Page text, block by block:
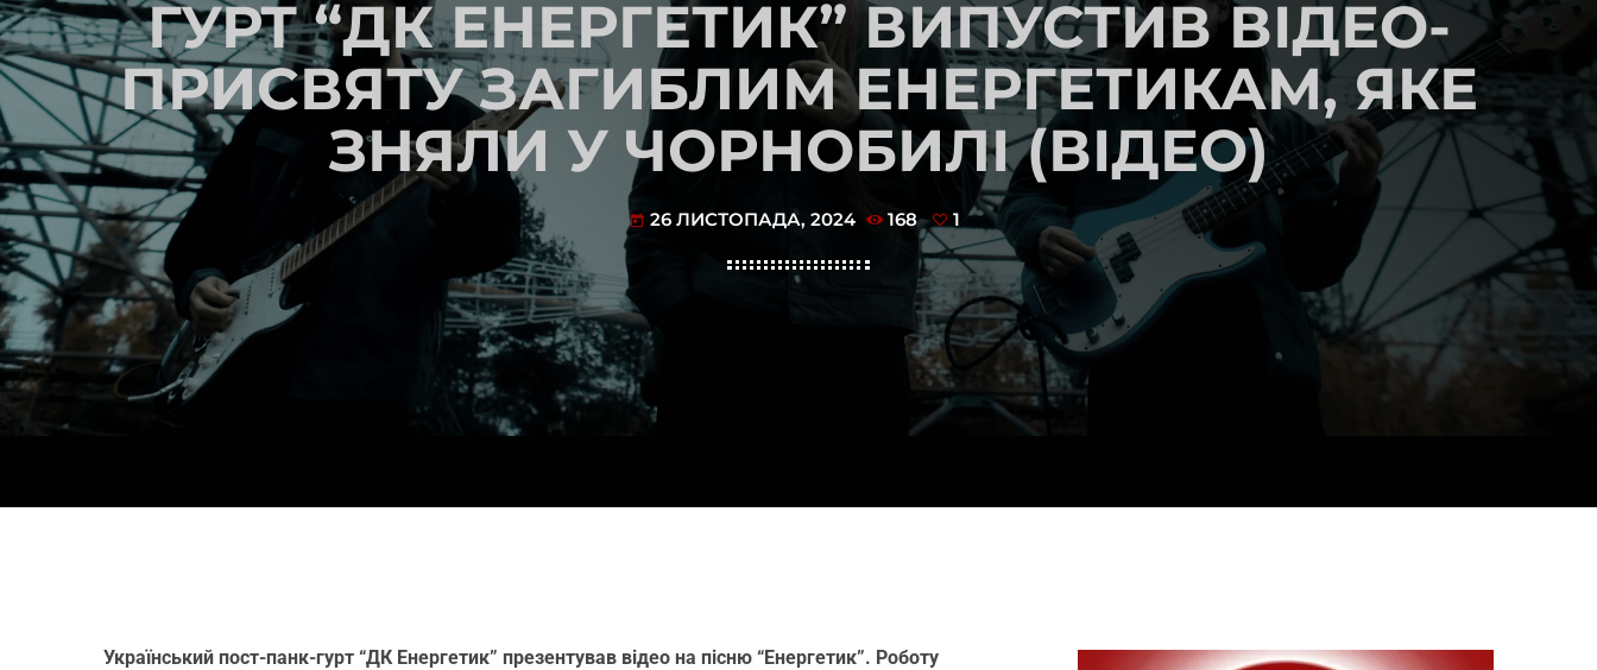
ГУРТ “ДК ЕНЕРГЕТИК” ВИПУСТИВ ВІДЕО-
ПРИСВЯТУ ЗАГИБЛИМ ЕНЕРГЕТИКАМ, ЯКЕ
ЗНЯЛИ У ЧОРНОБИЛІ (ВІДЕО)
today 26 ЛИСТОПАДА, 2024 168 1
Український пост-панк-гурт “ДК Енергетик” презентував відео на пісню “Енергетик”. Роботу